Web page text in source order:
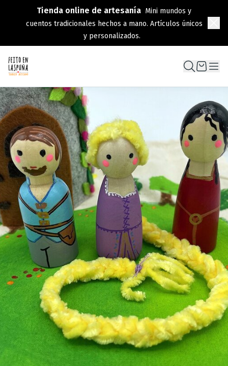
Tienda online de artesanía Mini mundos y
cuentos tradicionales hechos a mano. Artículos únicos
y personalizados.